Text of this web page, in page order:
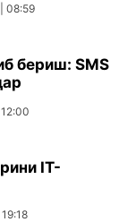
08:59
бериш: SMS
IT-